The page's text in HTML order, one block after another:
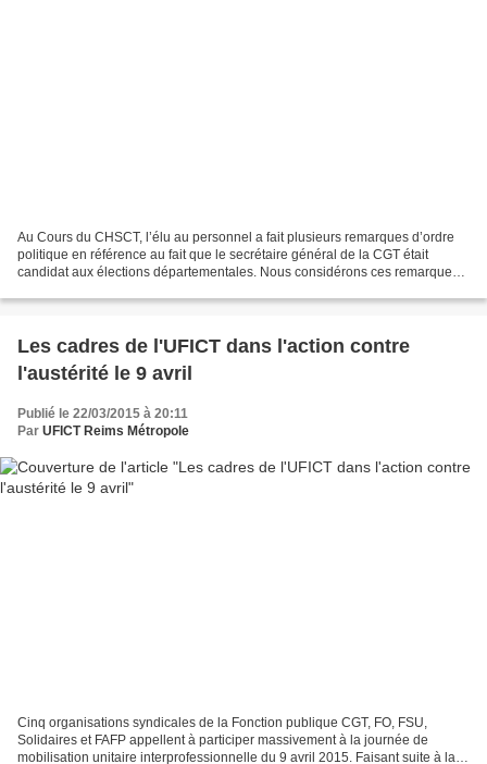
Au Cours du CHSCT, l’élu au personnel a fait plusieurs remarques d’ordre
politique en référence au fait que le secrétaire général de la CGT était
candidat aux élections départementales. Nous considérons ces remarques
Les cadres de l'UFICT dans l'action contre
l'austérité le 9 avril
Publié le 22/03/2015 à 20:11
Par UFICT Reims Métropole
Cinq organisations syndicales de la Fonction publique CGT, FO, FSU,
Solidaires et FAFP appellent à participer massivement à la journée de
mobilisation unitaire interprofessionnelle du 9 avril 2015. Faisant suite à la